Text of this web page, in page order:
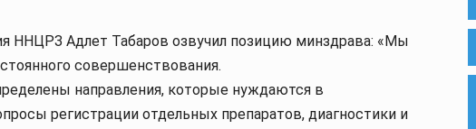
ННЦРЗ Адлет Табаров озвучил позицию минздрава: «Мы
совершенствования.
направления, которые нуждаются в
регистрации отдельных препаратов, диагностики и